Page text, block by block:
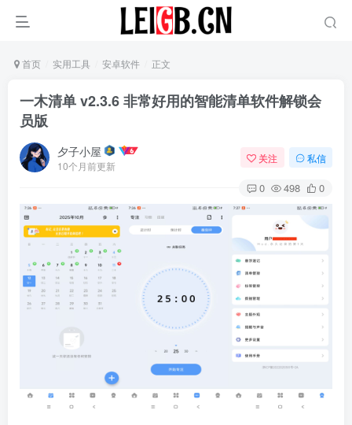
首页 实用工具 安卓软件 正文
一木清单 v2.3.6 非常好用的智能清单软件解锁会
员版
夕子小屋
10个月前更新
关注 私信
0 498 0